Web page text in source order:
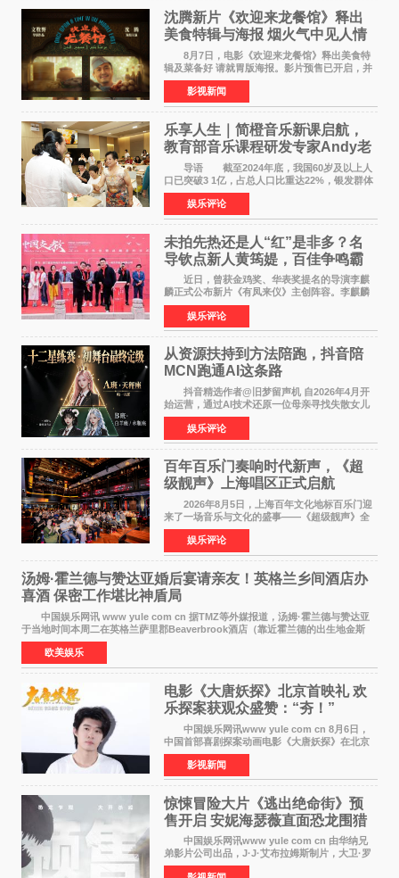
沈腾新片《欢迎来龙餐馆》释出
美食特辑与海报 烟火气中见人情
温暖
8月7日，电影《欢迎来龙餐馆》释出美食特
辑及菜备好 请就胃版海报。影片预售已开启，并
将于8月8日至10日14:00-21:00举行全国超前点
映。电影《欢迎来龙餐馆》作为战争美食喜剧大
片，讲述了中国
影视新闻
乐享人生｜简橙音乐新课启航，
教育部音乐课程研发专家Andy老
师重磅入驻领航银龄琴声
导语 截至2024年底，我国60岁及以上人
口已突破3 1亿，占总人口比重达22%，银发群体
的精神文化需求日益凸显。2024年1月，国务院办
公厅印发《关于发展银发经济增进老年人福祉的
意见》——这是
娱乐评论
未拍先热还是人“红”是非多？名
导钦点新人黄筠媞，百佳争鸣霸
气回应
近日，曾获金鸡奖、华表奖提名的导演李麒
麟正式公布新片《有凤来仪》主创阵容。李麒麟
早年凭电影《华容道》获得金鸡奖、华表奖提
名，此后长期参与国内外电影制作，其担任制片
人参与的作品亦曾
娱乐评论
从资源扶持到方法陪跑，抖音陪
MCN跑通AI这条路
抖音精选作者@旧梦留声机 自2026年4月开
始运营，通过AI技术还原一位母亲寻找失散女儿
的故事，凭借强情感表达获得大量用户关注，发
布仅21小时便获得超1亿曝光、超1000万互动。
此后，账号持续沿
娱乐评论
百年百乐门奏响时代新声，《超
级靓声》上海唱区正式启航
2026年8月5日，上海百年文化地标百乐门迎
来了一场音乐与文化的盛事——《超级靓声》全
国励志音乐公益节目上海唱区新闻发布会暨启动
仪式在此隆重举行。各界领导、嘉宾与媒体朋友
齐聚一堂，共同
娱乐评论
汤姆·霍兰德与赞达亚婚后宴请亲友！英格兰乡间酒店办
喜酒 保密工作堪比神盾局
中国娱乐网讯 www yule com cn 据TMZ等外媒报道，汤姆·霍兰德与赞达亚
于当地时间本周二在英格兰萨里郡Beaverbrook酒店（靠近霍兰德的出生地金斯
顿）举办婚宴，邀请家人与朋友们喝喜酒，庆祝
欧美娱乐
电影《大唐妖探》北京首映礼 欢
乐探案获观众盛赞：“夯！”
中国娱乐网讯www yule com cn 8月6日，
中国首部喜剧探案动画电影《大唐妖探》在北京
举办电影首映礼。导演程腾、联合导演黄珉、总
制片人曹紫建、制片人李莹莹，配音导演张喆，
对白指导程寅，领
影视新闻
惊悚冒险大片《逃出绝命街》预
售开启 安妮海瑟薇直面恐龙围猎
中国娱乐网讯www yule com cn 由华纳兄
弟影片公司出品，J·J·艾布拉姆斯制片，大卫·罗
伯特·米切尔执导，好莱坞巨星安妮·海瑟薇和伊万